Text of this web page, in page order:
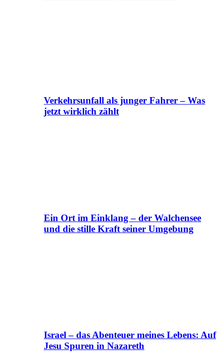
Verkehrsunfall als junger Fahrer – Was
jetzt wirklich zählt
Ein Ort im Einklang – der Walchensee
und die stille Kraft seiner Umgebung
Israel – das Abenteuer meines Lebens: Auf
Jesu Spuren in Nazareth